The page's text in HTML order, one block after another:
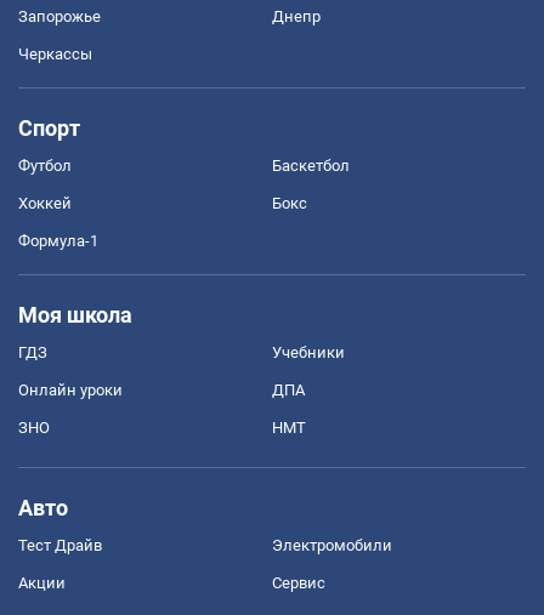
Запорожье Днепр
Черкассы
Спорт
Футбол Баскетбол
Хоккей Бокс
Формула-1
Моя школа
ГДЗ Учебники
Онлайн уроки ДПА
ЗНО НМТ
Авто
Тест Драйв Электромобили
Акции Сервис